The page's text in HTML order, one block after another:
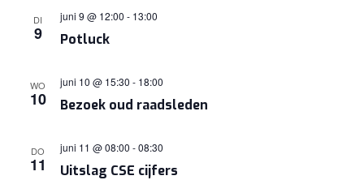
DI
9 Potluck
juni 9 @ 12:00 - 13:00
WO
10 Bezoek oud raadsleden
juni 10 @ 15:30 - 18:00
DO
11 Uitslag CSE cijfers
juni 11 @ 08:00 -08:30